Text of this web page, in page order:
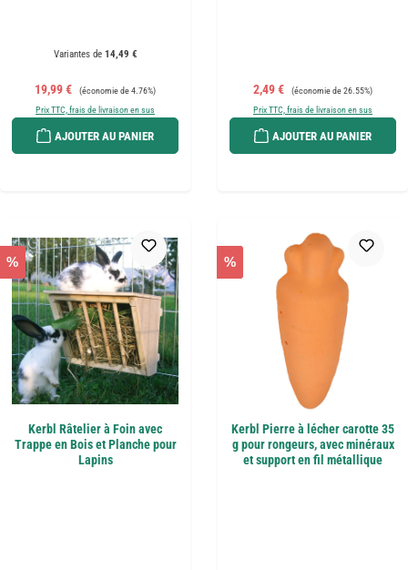
Variantes de14,49 €
Prix de vente :
19,99 € Prix régulier :
(économie de 4.76%)
Prix TTC, frais de livraison en sus
AJOUTER AU PANIER
Prix de vente :
2,49 € Prix régulier :
(économie de 26.55%)
Prix TTC, frais de livraison en sus
AJOUTER AU PANIER
%
Kerbl Râtelier à Foin avec
Trappe en Bois et Planche pour
Lapins
%
Kerbl Pierre à lécher carotte 35
g pour rongeurs, avec minéraux
et support en fil métallique